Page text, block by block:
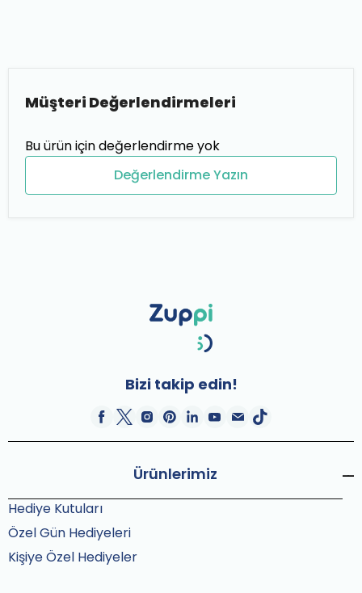
Müşteri Değerlendirmeleri
Bu ürün için değerlendirme yok
Değerlendirme Yazın
Bizi takip edin!
Ürünlerimiz
Hediye Kutuları
Özel Gün Hediyeleri
Kişiye Özel Hediyeler